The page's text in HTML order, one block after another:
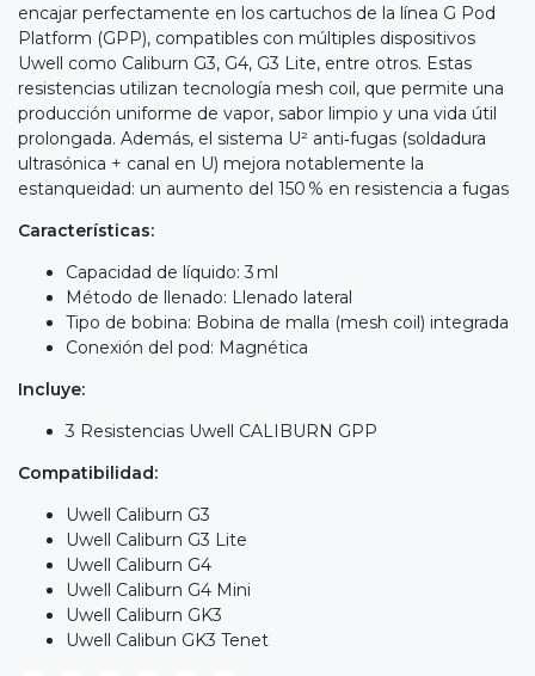
encajar perfectamente en los cartuchos de la línea G Pod
Platform (GPP), compatibles con múltiples dispositivos
Uwell como Caliburn G3, G4, G3 Lite, entre otros. Estas
resistencias utilizan tecnología mesh coil, que permite una
producción uniforme de vapor, sabor limpio y una vida útil
prolongada. Además, el sistema U² anti‑fugas (soldadura
ultrasónica + canal en U) mejora notablemente la
estanqueidad: un aumento del 150 % en resistencia a fugas
Características:
Capacidad de líquido: 3 ml
Método de llenado: Llenado lateral
Tipo de bobina: Bobina de malla (mesh coil) integrada
Conexión del pod: Magnética
Incluye:
3 Resistencias Uwell CALIBURN GPP
Compatibilidad:
Uwell Caliburn G3
Uwell Caliburn G3 Lite
Uwell Caliburn G4
Uwell Caliburn G4 Mini
Uwell Caliburn GK3
Uwell Calibun GK3 Tenet